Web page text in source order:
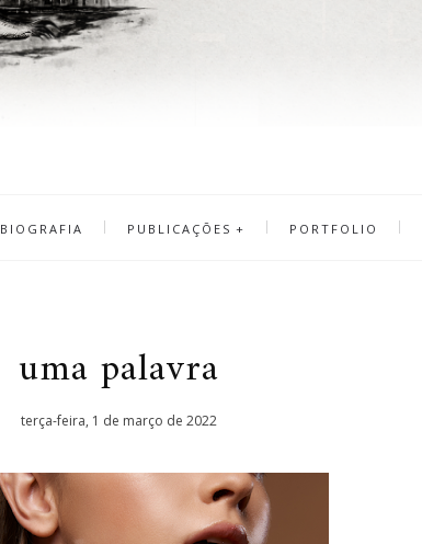
BIOGRAFIA PUBLICAÇÕES PORTFOLIO
uma palavra
terça-feira, 1 de março de 2022